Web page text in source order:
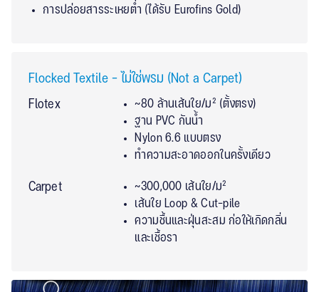
การปล่อยสารระเหยต่ำ (ได้รับ Eurofins Gold)
Flocked Textile – ไม่ใช่พรม (Not a Carpet)
Flotex
~80 ล้านเส้นใย/ม² (ตั้งตรง)
ฐาน PVC กันน้ำ
Nylon 6.6 แบบตรง
ทำความสะอาดออกในครั้งเดียว
Carpet
~300,000 เส้นใย/ม²
เส้นใย Loop & Cut-pile
ความชื้นและฝุ่นสะสม ก่อให้เกิดกลิ่น
และเชื้อรา